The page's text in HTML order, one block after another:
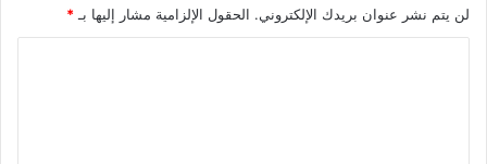
لن يتم نشر عنوان بريدك الإلكتروني. الحقول الإلزامية مشار إليها بـ *